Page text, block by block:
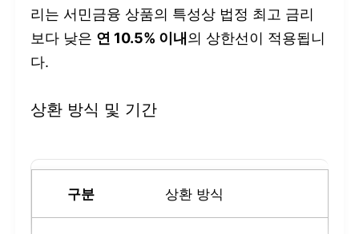
리는 서민금융 상품의 특성상 법정 최고 금리
보다 낮은 연 10.5% 이내 의 상한선이 적용됩니
다.
상환 방식 및 기간
상환 방식